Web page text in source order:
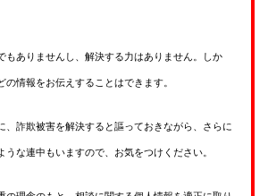
もありませんし、解決する力はありません。しか
の情報をお伝えすることはできます。
、詐欺被害を解決すると謳っておきながら、さらに
うな連中もいますので、お気をつけください。